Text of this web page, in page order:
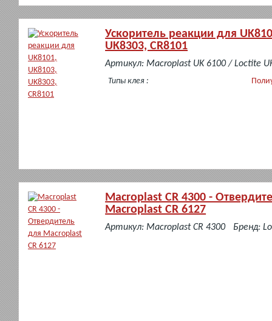
Ускоритель реакции для
UK8303, CR8101
в
Артикул: Macroplast UK 6100 / Loctite
Типы клея :
Macroplast CR 4300 -
Macroplast CR 6127
в
Артикул: Macroplast CR 4300 Бренд: